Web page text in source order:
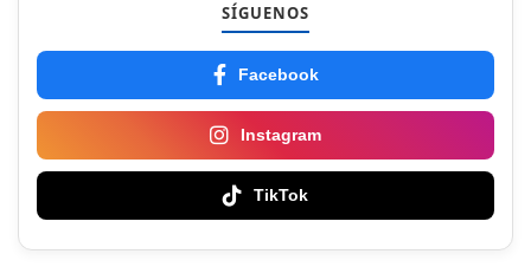
SÍGUENOS
Facebook
Instagram
TikTok